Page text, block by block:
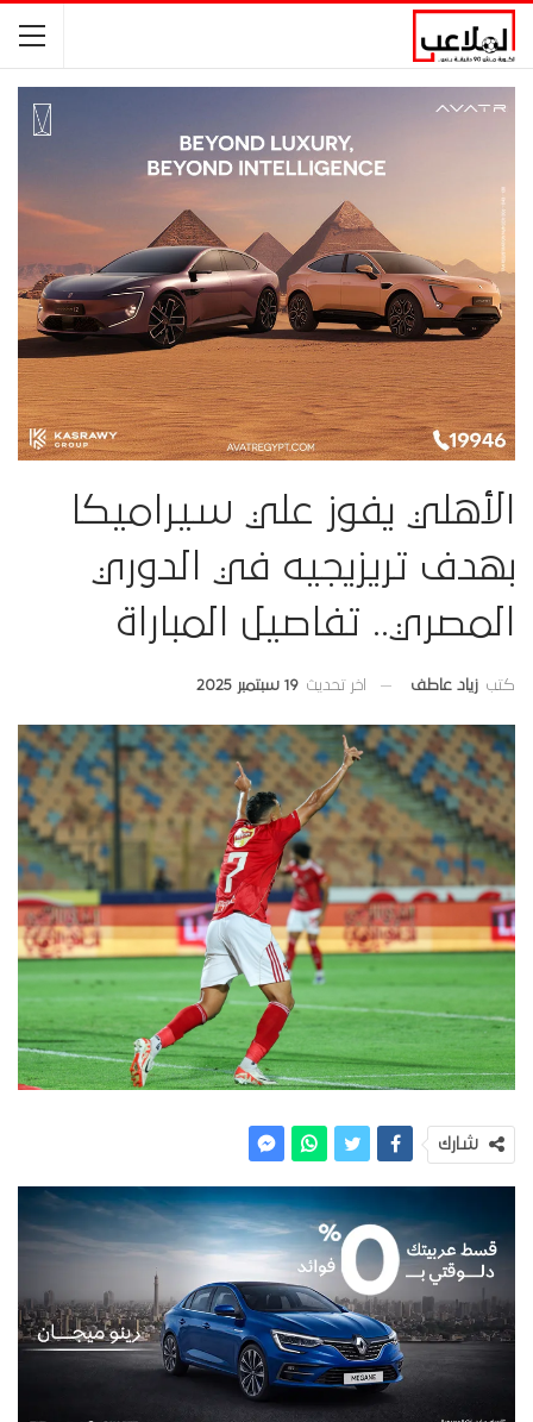
الأهلي يفوز علي سيراميكا
بهدف تريزيجيه في الدوري
المصري.. تفاصيل المباراة
كتب زياد عاطف اخر تحديث 19 سبتمبر 2025
شارك